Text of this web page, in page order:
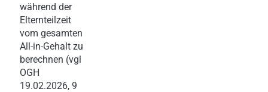
während der
Elternteilzeit
vom gesamten
All-in-Gehalt zu
berechnen (vgl
OGH
19.02.2026, 9